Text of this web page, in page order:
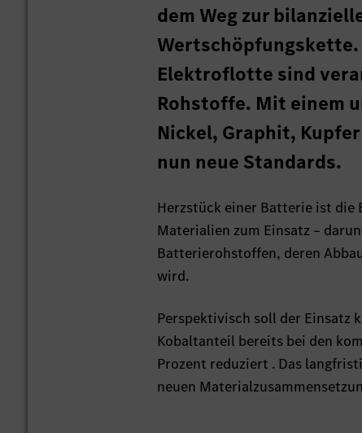
dem Weg zur
Elektroflotte sind
Rohstoffe. Mit einem
Nickel, Graphit,
nun neue Standards.
Herzstück einer Batterie ist
Materialien zum Einsatz –
Batterierohstoffen, deren
wird.
Perspektivisch soll der Einsatz
Kobaltanteil bereits bei den
Prozent reduziert . Das
neuen